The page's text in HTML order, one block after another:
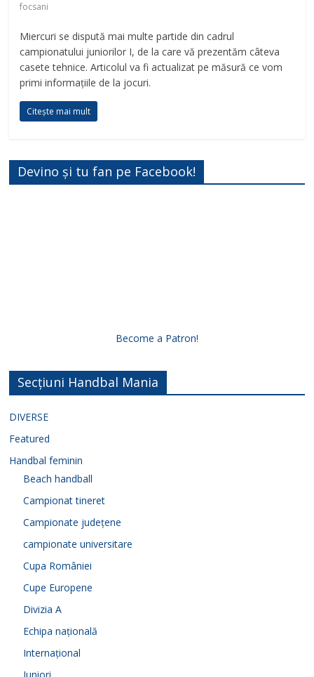
focsani
Miercuri se dispută mai multe partide din cadrul
campionatului juniorilor I, de la care vă prezentăm câteva
casete tehnice. Articolul va fi actualizat pe măsură ce vom
primi informațiile de la jocuri.
Citește mai mult
Devino și tu fan pe Facebook!
Become a Patron!
Secțiuni Handbal Mania
DIVERSE
Featured
Handbal feminin
Beach handball
Campionat tineret
Campionate județene
campionate universitare
Cupa României
Cupe Europene
Divizia A
Echipa națională
Internațional